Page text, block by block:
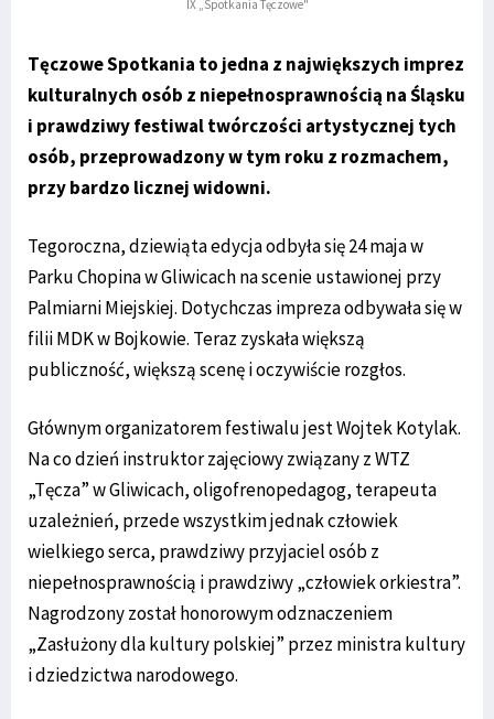
IX „Spotkania Tęczowe"
Tęczowe Spotkania to jedna z największych imprez
kulturalnych osób z niepełnosprawnością na Śląsku
i prawdziwy festiwal twórczości artystycznej tych
osób, przeprowadzony w tym roku z rozmachem,
przy bardzo licznej widowni.
Tegoroczna, dziewiąta edycja odbyła się 24 maja w
Parku Chopina w Gliwicach na scenie ustawionej przy
Palmiarni Miejskiej. Dotychczas impreza odbywała się w
filii MDK w Bojkowie. Teraz zyskała większą
publiczność, większą scenę i oczywiście rozgłos.
Głównym organizatorem festiwalu jest Wojtek Kotylak.
Na co dzień instruktor zajęciowy związany z WTZ
„Tęcza” w Gliwicach, oligofrenopedagog, terapeuta
uzależnień, przede wszystkim jednak człowiek
wielkiego serca, prawdziwy przyjaciel osób z
niepełnosprawnością i prawdziwy „człowiek orkiestra”.
Nagrodzony został honorowym odznaczeniem
„Zasłużony dla kultury polskiej” przez ministra kultury
i dziedzictwa narodowego.